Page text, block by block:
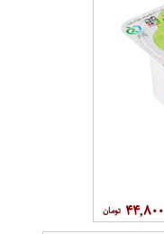
۴۴,۸۰۰